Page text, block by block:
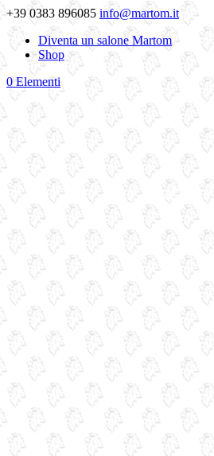
+39 0383 896085 info@martom.it
Diventa un salone Martom
Shop
0 Elementi